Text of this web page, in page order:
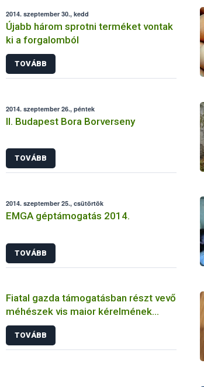
2014. szeptember 30., kedd
Újabb három sprotni terméket vontak
ki a forgalomból
TOVÁBB
2014. szeptember 26., péntek
II. Budapest Bora Borverseny
TOVÁBB
2014. szeptember 25., csütörtök
EMGA géptámogatás 2014.
TOVÁBB
Fiatal gazda támogatásban részt vevő
méhészek vis maior kérelmének
beadása
TOVÁBB